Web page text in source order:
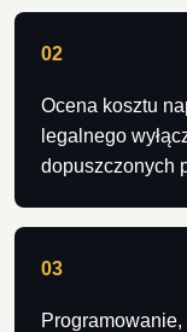
02
Ocena kosztu
legalnego
dopuszczonych
03